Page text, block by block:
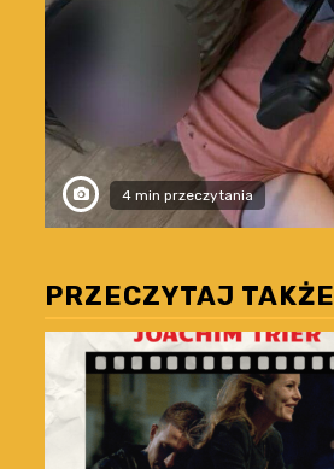
4 min przeczytania
PRZECZYTAJ TAKŻE